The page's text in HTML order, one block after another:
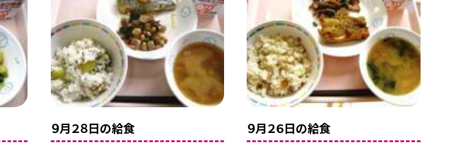
９月２８日の給食 ９月２６日の給食